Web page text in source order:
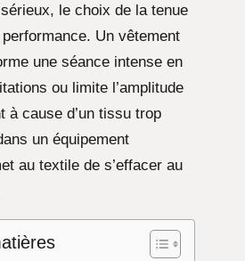
le choix de la tenue
Un vêtement
une séance intense en
ou limite l’amplitude
à cause d’un tissu trop
un équipement
au textile de s’effacer au